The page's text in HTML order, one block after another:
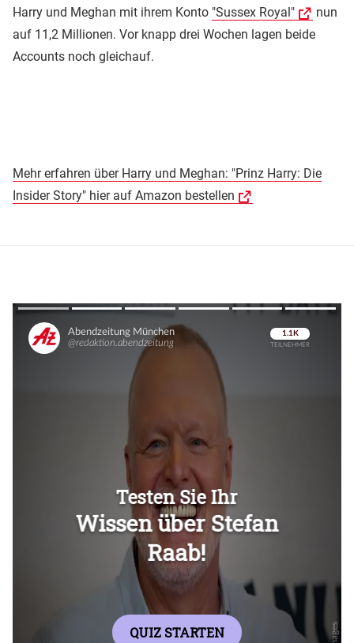
Harry und Meghan mit ihrem Konto "Sussex Royal"
nun
auf 11,2 Millionen. Vor knapp drei Wochen lagen beide
Accounts noch gleichauf.
Mehr erfahren über Harry und Meghan: "Prinz Harry: Die
Insider Story" hier auf Amazon bestellen
Überspringen
Überspringen